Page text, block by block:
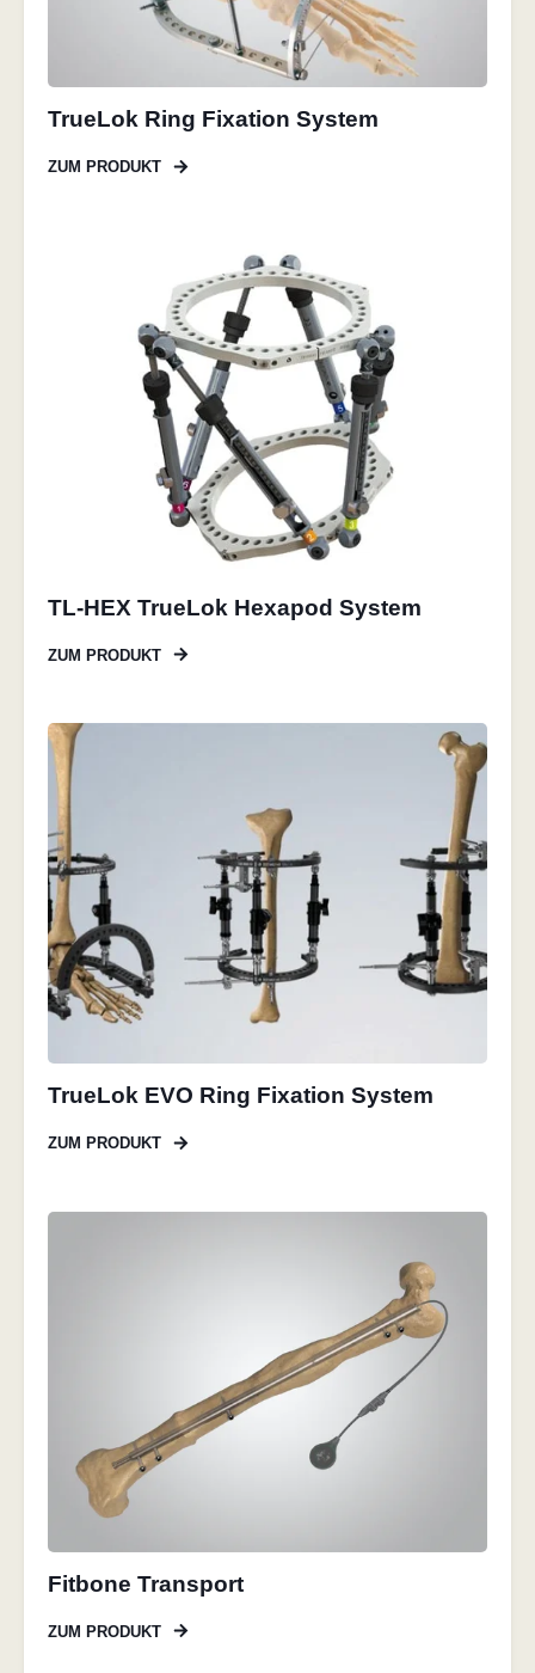
TrueLok Ring Fixation System
ZUM PRODUKT
TL-HEX TrueLok Hexapod System
ZUM PRODUKT
TrueLok EVO Ring Fixation System
ZUM PRODUKT
Fitbone Transport
ZUM PRODUKT